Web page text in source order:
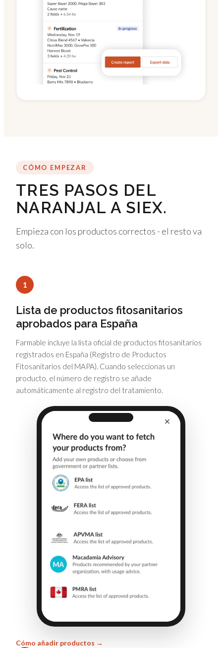
CÓMO EMPEZAR
TRES PASOS DEL
NARANJAL A SIEX.
Empieza con los productos correctos - el resto va
solo.
1
Lista de productos fitosanitarios
aprobados para España
Farmable incluye la lista oficial de productos fitosanitarios
registrados en España (Registro de Productos
Fitosanitarios del MAPA). Cuando seleccionas un
producto, el número de registro se añade
automáticamente al registro del tratamiento.
Cómo añadir productos →